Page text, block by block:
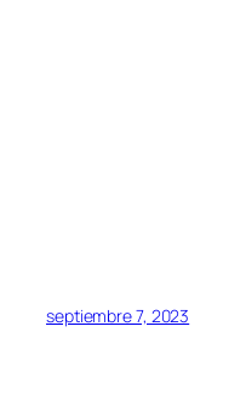
septiembre 7, 2023